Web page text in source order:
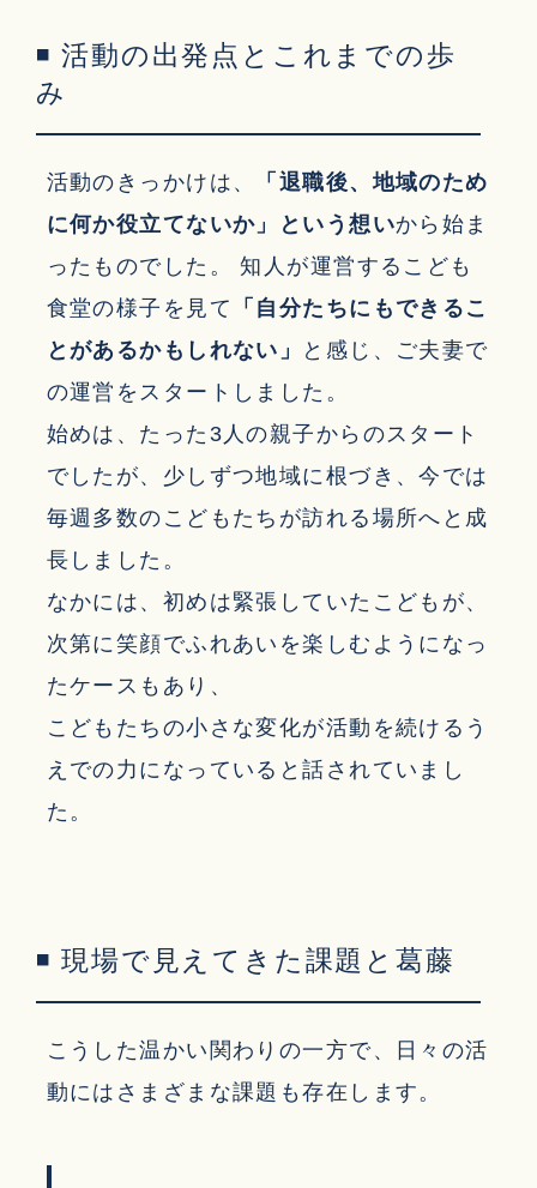
◾ 活動の出発点とこれまでの歩
み
活動のきっかけは、
「退職後、地域のため
に何か役立てないか」という想いから始ま
ったものでした。 知人が運営するこども
食堂の様子を見て
「自分たちにもできるこ
とがあるかもしれない」
と感じ、ご夫妻で
の運営をスタートしました。
始めは、たった3人の親子からのスタート
でしたが、少しずつ地域に根づき、今では
毎週多数のこどもたちが訪れる場所へと成
長しました。
なかには、初めは緊張していたこどもが、
次第に笑顔でふれあいを楽しむようになっ
たケースもあり、
こどもたちの小さな変化が活動を続けるう
えでの力になっていると話されていまし
た。
◾ 現場で見えてきた課題と葛藤
こうした温かい関わりの一方で、日々の活
動にはさまざまな課題も存在します。